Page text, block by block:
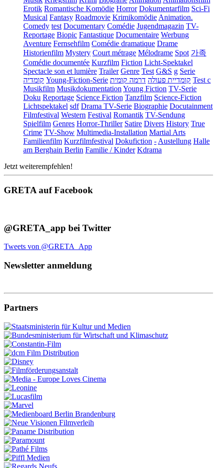
Erotik Romantische Komödie Horror Dokumentarfilm Sci-Fi
Musical Fantasy Roadmovie KrimikomödieAnimation.
Comedy test Documentary Comédie Jugendmagazin TV-
Reportage Biopic Fantastique Documentaire Werbung
Aventure Fernsehfilm Comédie dramatique Drame
Historienfilm Mystery Court métrage Mélodrame Spot 가족
Comédie documentée Kurzfilm Fiction Licht-Spektakel
Spectacle son et lumière Trailer Genre Test G&S g Serie
קומדיה Young-Fiction-Serie קומדיית פעולה דרמה קומית
Test c
Musikfilm MusikdokumentationYoung Fiction TV-Serie
Doku Reportage Science Fiction Tanzfilm Science-Fiction
Lichtspektakel sdf Drama TV-Serie Biographie Docutainment
Filmfestival Western Festival Romantik TV-Sendung
Spielfilm Genres Horror-Thriller Satire Divers History True
Crime TV-Show Multimedia-Installation Martial Arts
Familienfilm Kurzfilmfestival Dokufiction -Austellung Halle
am Berghain Berlin Familie / Kinder Kdrama
Jetzt weiterempfehlen!
GRETA auf Facebook
@GRETA_app bei Twitter
Tweets von @GRETA_App
Newsletter anmeldung
Partners